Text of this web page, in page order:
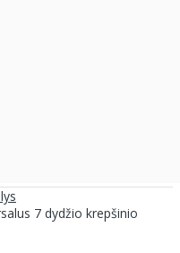
7 dydžio krepšinio